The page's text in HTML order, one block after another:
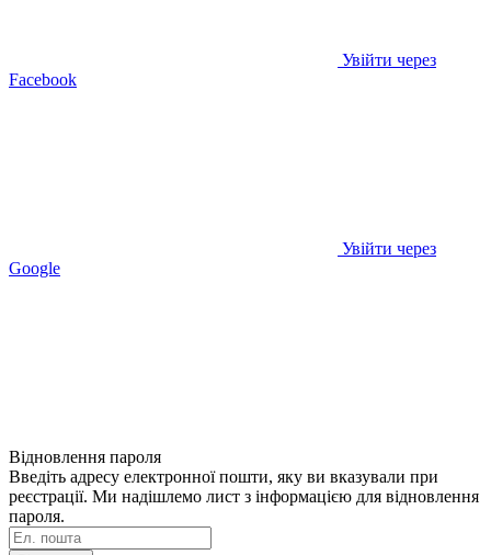
Увійти через
Facebook
Увійти через
Google
Відновлення пароля
Введіть адресу електронної пошти, яку ви вказували при
реєстрації. Ми надішлемо лист з інформацією для відновлення
пароля.